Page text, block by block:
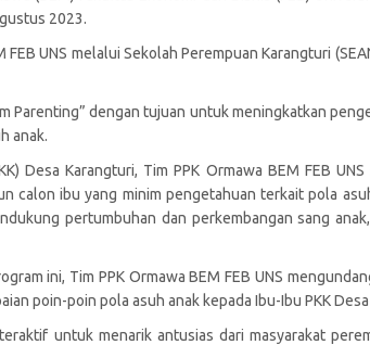
2023.
UNS melalui Sekolah Perempuan Karangturi
Parenting” dengan tujuan untuk meningkatkan
anak.
Desa Karangturi, Tim PPK Ormawa BEM FEB
calon ibu yang minim pengetahuan terkait pola
pertumbuhan dan perkembangan sang
ini, Tim PPK Ormawa BEM FEB UNS
poin-poin pola asuh anak kepada Ibu-Ibu PKK
untuk menarik antusias dari masyarakat